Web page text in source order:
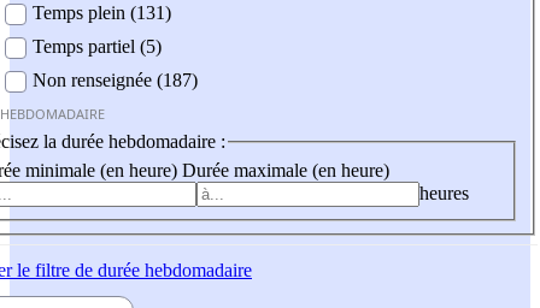
Temps plein (131)
Temps partiel (5)
Non renseignée (187)
la durée hebdomadaire :
minimale (en heure) Durée maximale (en heure)
heures
le filtre de durée hebdomadaire